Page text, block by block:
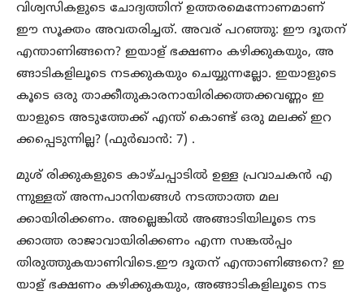
വിശ്വസികളുടെ ചോദ്യത്തിന് ഉത്തരമെന്നോണമാണ്
ഈ സൂക്തം അവതരിച്ചത്. അവര് പറഞ്ഞു: ഈ ദൂതന്
എന്താണിങ്ങനെ? ഇയാള് ഭക്ഷണം കഴിക്കുകയും, അ
ങ്ങാടികളിലൂടെ നടക്കുകയും ചെയ്യുന്നല്ലോ. ഇയാളുടെ
കൂടെ ഒരു താക്കീതുകാരനായിരിക്കത്തക്കവണ്ണം ഇ
യാളുടെ അടുത്തേക്ക് എന്ത് കൊണ്ട് ഒരു മലക്ക് ഇറ
ക്കപ്പെടുന്നില്ല? (ഫുർഖാൻ: 7) .
മുശ് രിക്കുകളുടെ കാഴ്ചപ്പാടിൽ ഉള്ള പ്രവാചകൻ എ
ന്നുള്ളത് അന്നപാനിയങ്ങൾ നടത്താത്ത മല
ക്കായിരിക്കണം. അല്ലെങ്കിൽ അങ്ങാടിയിലൂടെ നട
ക്കാത്ത രാജാവായിരിക്കണം എന്ന സങ്കൽപ്പം
തിരുത്തുകയാണിവിടെ.ഈ ദൂതന് എന്താണിങ്ങനെ? ഇ
യാള് ഭക്ഷണം കഴിക്കുകയും, അങ്ങാടികളിലൂടെ നട